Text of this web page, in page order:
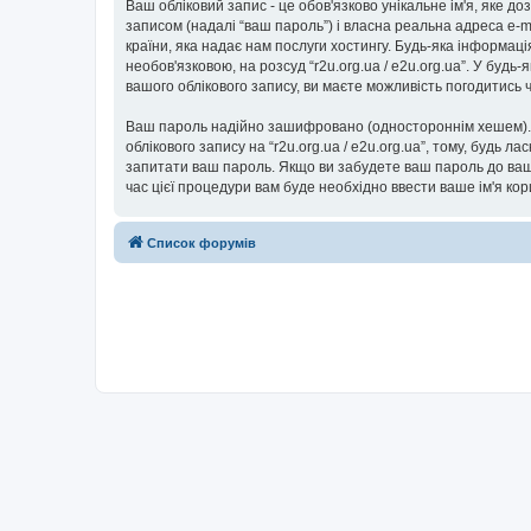
Ваш обліковий запис - це обов'язково унікальне ім'я, яке
записом (надалі “ваш пароль”) і власна реальна адреса
країни, яка надає нам послуги хостингу. Будь-яка
необов'язковою, на розсуд “r2u.org.ua / e2u.org.ua”. У
вашого облікового запису, ви маєте можливість
Ваш пароль надійно зашифровано (одностороннім
облікового запису на “r2u.org.ua / e2u.org.ua”, тому, будь
запитати ваш пароль. Якщо ви забудете ваш пароль до
час цієї процедури вам буде необхідно ввести ваше ім'я
Список форумів